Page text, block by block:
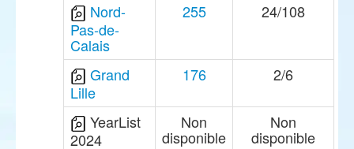
Nord-
Pas-de-
Calais
255 24/108
Grand
Lille
176 2/6
YearList
2024
Non
disponible
Non
disponible